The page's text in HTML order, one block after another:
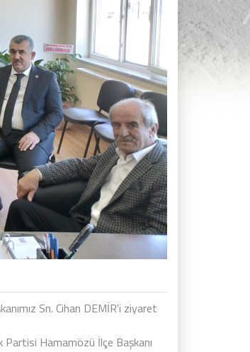
Sn. Cihan DEMİR'i ziyaret
Partisi Hamamözü İlçe Başkanı